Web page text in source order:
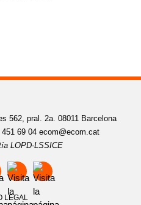
562, pral. 2a. 08011 Barcelona
69 04 ecom@ecom.cat
LOPD-LSSICE
LEGAL